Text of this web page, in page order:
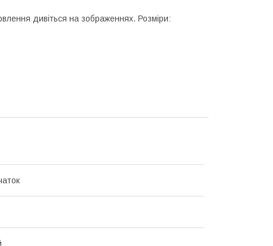
дивіться на зображеннях. Розміри: